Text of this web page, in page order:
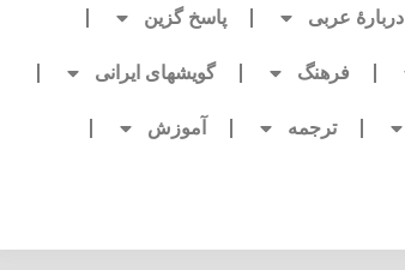
دربارۀ عربی پاسخ گزین
فرهنگ گویشهای ایرانی
ترجمه آموزش